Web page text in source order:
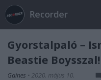
Recorder
Gyorstalpaló –
Beastie Boysszal!
Gaines • 2020. május 10.